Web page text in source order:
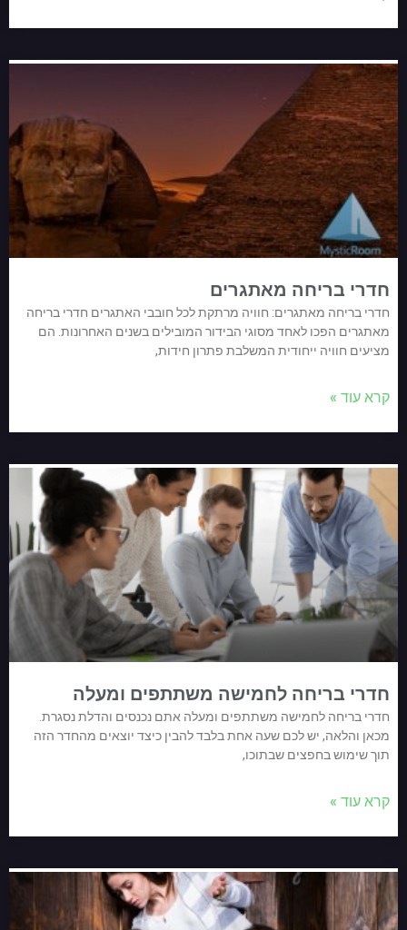
חדרי בריחה מאתגרים
חדרי בריחה מאתגרים: חוויה מרתקת לכל חובבי האתגרים חדרי בריחה
מאתגרים הפכו לאחד מסוגי הבידור המובילים בשנים האחרונות. הם
מציעים חוויה ייחודית המשלבת פתרון חידות,
קרא עוד »
חדרי בריחה לחמישה משתתפים ומעלה
חדרי בריחה לחמישה משתתפים ומעלה אתם נכנסים והדלת נסגרת.
מכאן והלאה, יש לכם שעה אחת בלבד להבין כיצד יוצאים מהחדר הזה
תוך שימוש בחפצים שבתוכו,
קרא עוד »